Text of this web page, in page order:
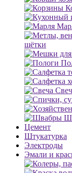
щётки
Цемент
Штукатурка
Электроды
Эмали и